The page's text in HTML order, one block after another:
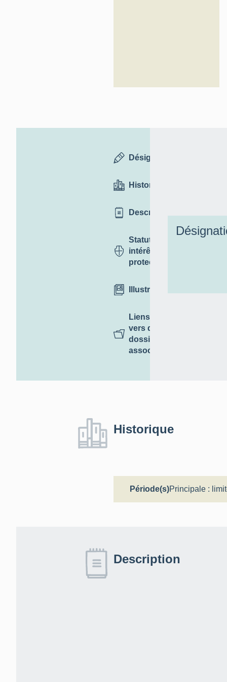
Désignation
Historique
Description
Statut,
intérêt et
protection
Illustrations
Liens
vers des
dossiers
associés
Historique
Période(s)Principale :
Description